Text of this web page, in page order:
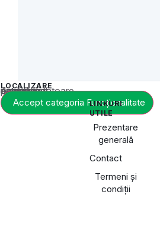
LOCALIZARE
Acest conținut este blocat până când acceptați categoria corespunzătoare de cookie-uri.
Accept categoria Funcționalitate
LINKURI
UTILE
Prezentare
generală
Contact
Termeni și
condiții